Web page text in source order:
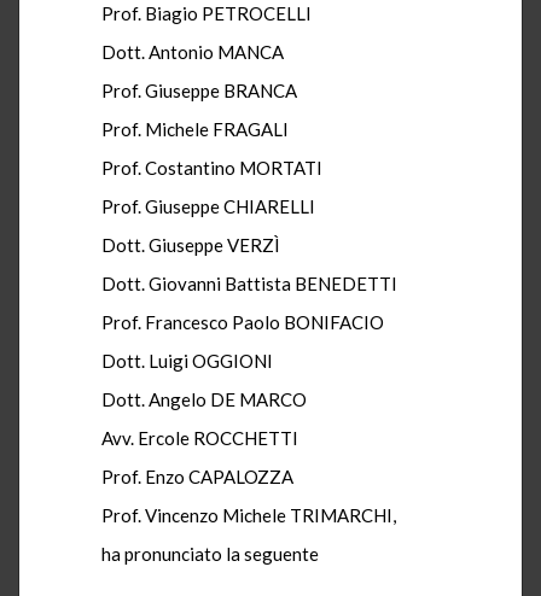
Prof. Biagio PETROCELLI
Dott. Antonio MANCA
Prof. Giuseppe BRANCA
Prof. Michele FRAGALI
Prof. Costantino MORTATI
Prof. Giuseppe CHIARELLI
Dott. Giuseppe VERZÌ
Dott. Giovanni Battista BENEDETTI
Prof. Francesco Paolo BONIFACIO
Dott. Luigi OGGIONI
Dott. Angelo DE MARCO
Avv. Ercole ROCCHETTI
Prof. Enzo CAPALOZZA
Prof. Vincenzo Michele TRIMARCHI,
ha pronunciato la seguente